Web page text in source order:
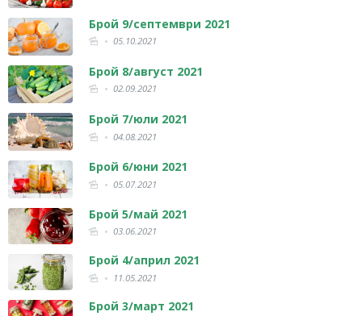
Брой 9/септември 2021
05.10.2021
Брой 8/август 2021
02.09.2021
Брой 7/юли 2021
04.08.2021
Брой 6/юни 2021
05.07.2021
Брой 5/май 2021
03.06.2021
Брой 4/април 2021
11.05.2021
Брой 3/март 2021